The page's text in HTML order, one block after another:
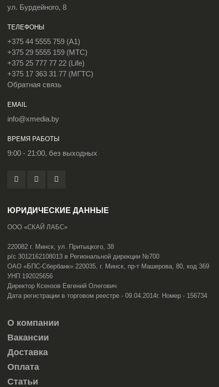
ул. Бурдейного, 8
ТЕЛЕФОНЫ
+375 44 5555 759 (A1)
+375 29 5555 159 (МТС)
+375 25 777 77 22 (Life)
+375 17 363 31 77 (МГТС)
Обратная связь
EMAIL
info@xmedia.by
ВРЕМЯ РАБОТЫ
9:00 - 21:00, без выходных
ЮРИДИЧЕСКИЕ ДАННЫЕ
ООО «СКАЙ ЛАБС»
220082 г. Минск, ул. Притыцкого, 38
р/с 3012162108013 в Региональной дирекции №700
ОАО «БПС-Сбербанк» 220035, г. Минск, пр-т Машерова, 80, код 369
УНП 192025656
Директор Ксензов Евгений Олегович
Дата регистрации в торговом реестре - 09.04.2014г. Номер - 156734
О компании
Вакансии
Доставка
Оплата
Статьи